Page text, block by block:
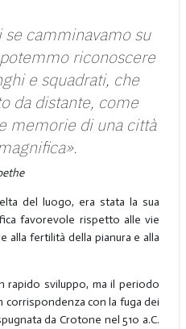
camminavamo su
riconoscere
e squadrati, che
da distante, come
memorie di una città
del luogo, era stata la sua
favorevole rispetto alle vie
alla fertilità della pianura e alla
rapido sviluppo, ma il periodo
corrispondenza con la fuga dei
da Crotone nel 510 a.C.